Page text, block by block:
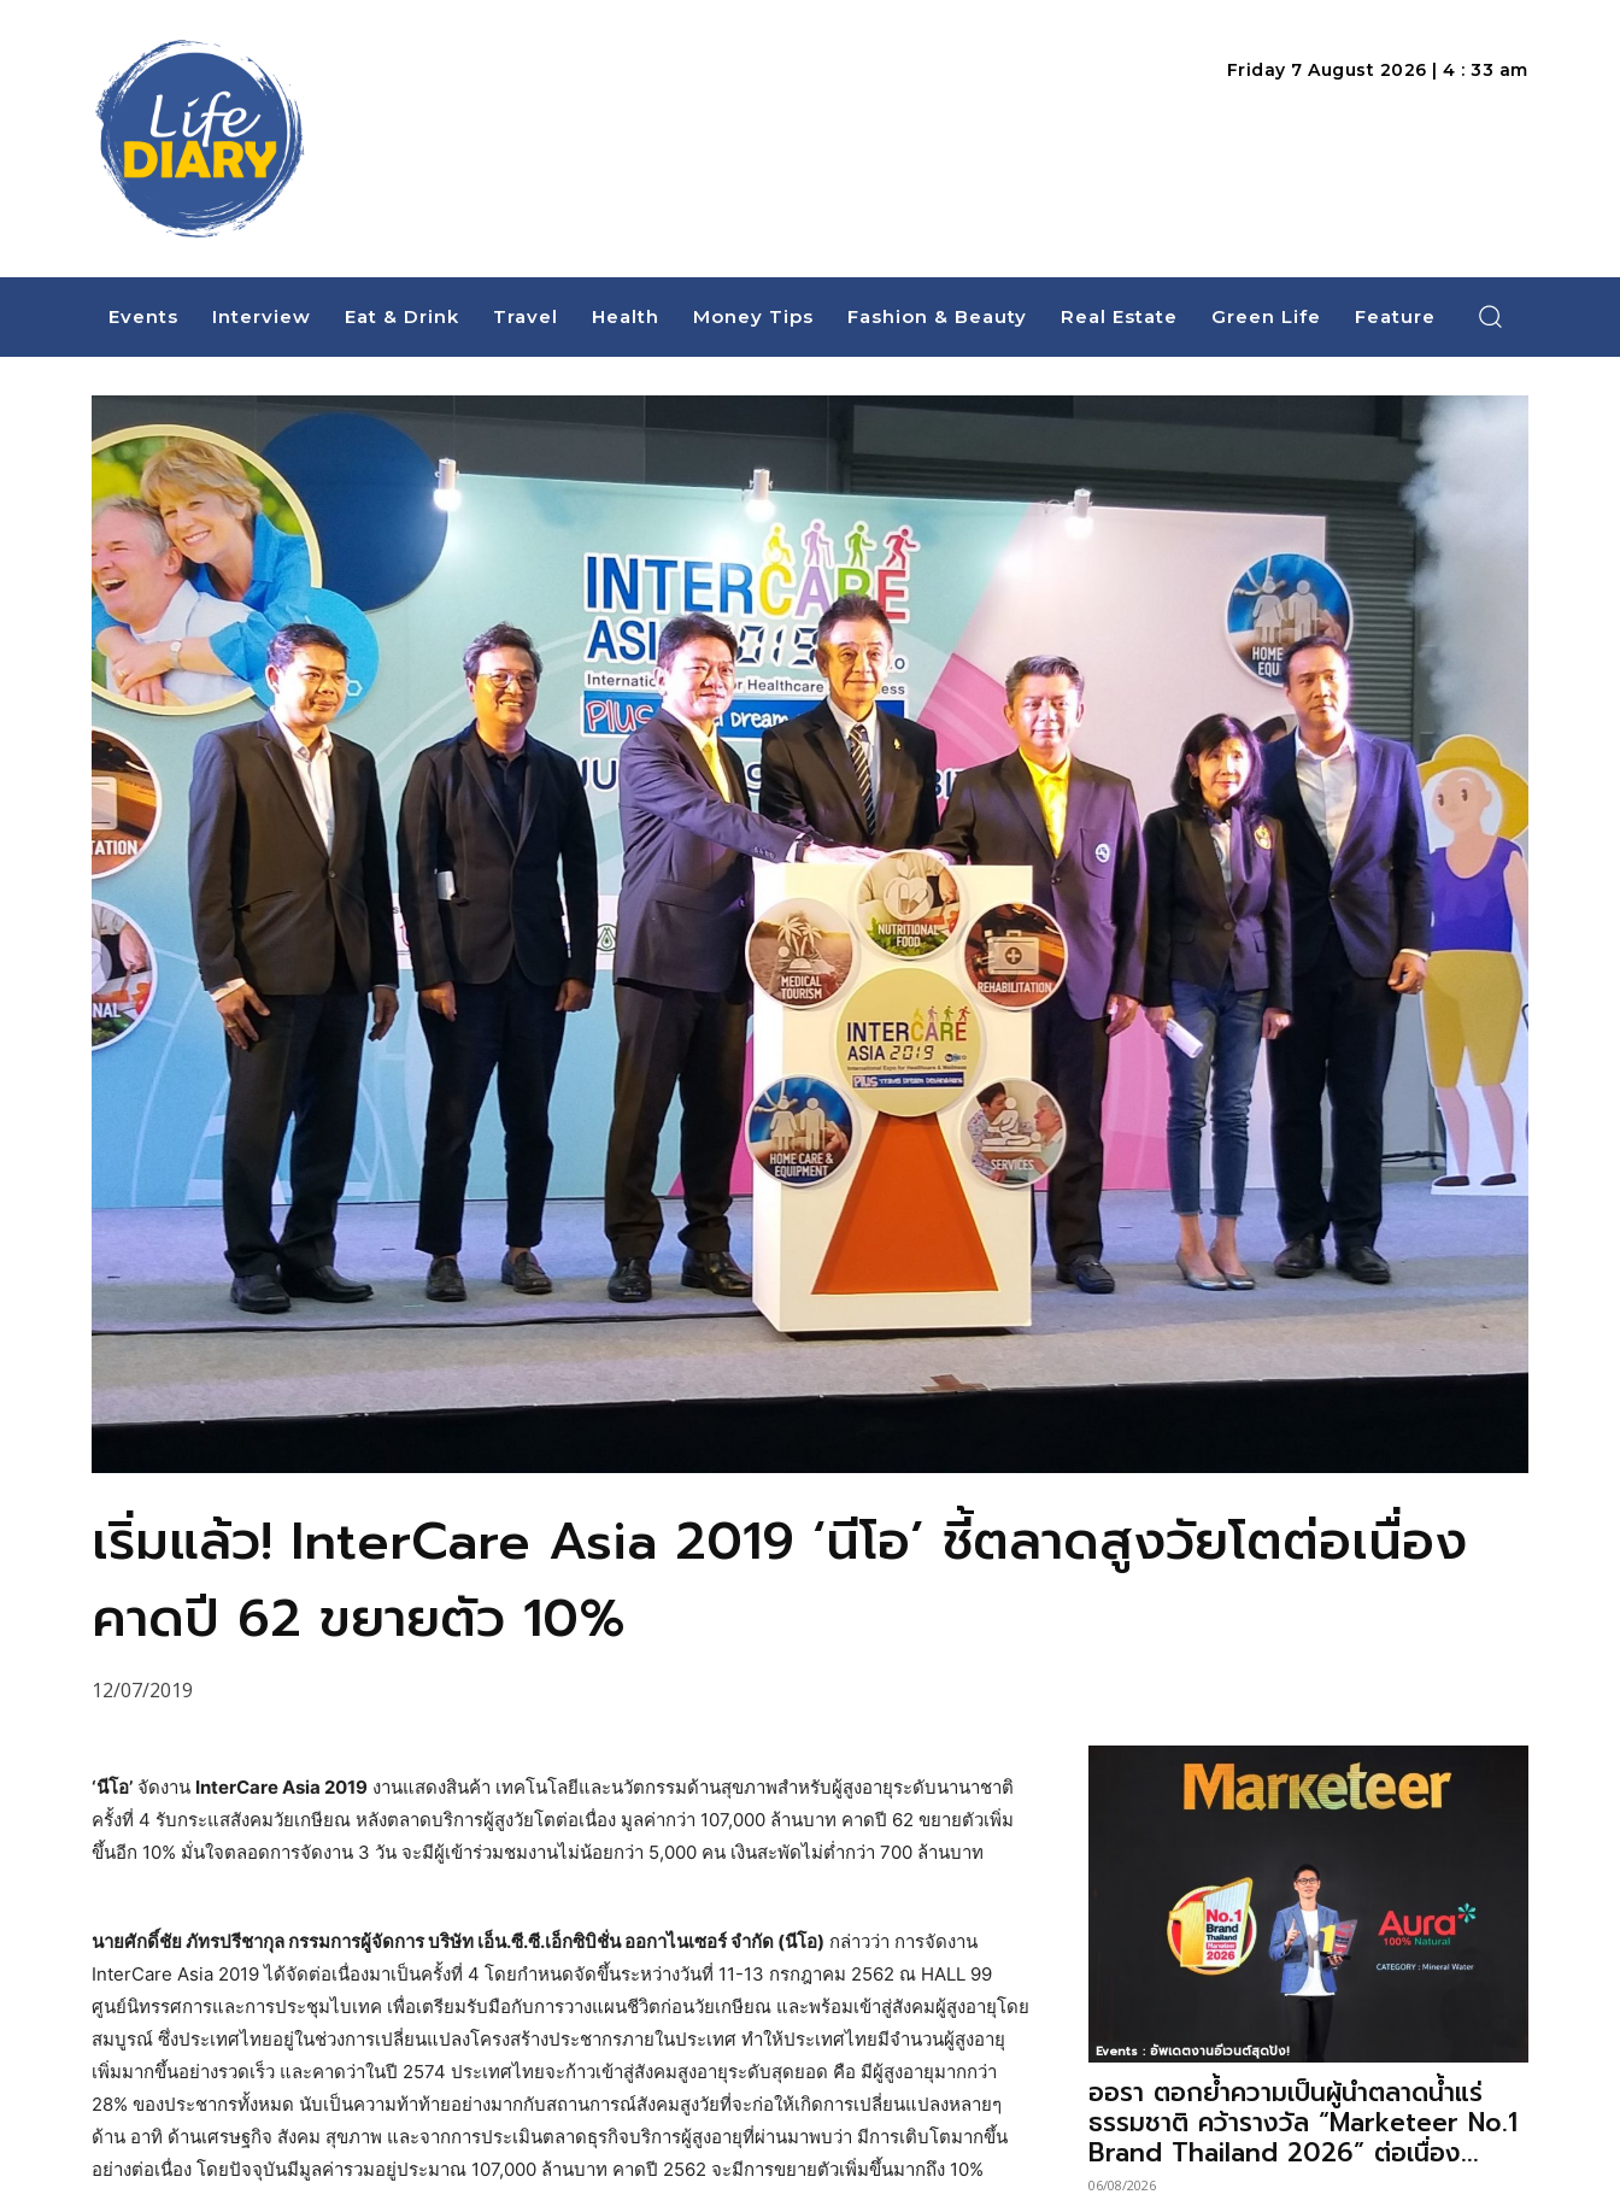
Friday 7 August 2026 | 4 : 33 am
Events Interview Eat & Drink Travel Health Money Tips Fashion & Beauty Real Estate Green Life Feature
เริ่มแล้ว! InterCare Asia 2019 ‘นีโอ’ ชี้ตลาดสูงวัยโตต่อเนื่อง
คาดปี 62 ขยายตัว 10%
12/07/2019
‘นีโอ’ จัดงาน InterCare Asia 2019 งานแสดงสินค้า เทคโนโลยีและนวัตกรรมด้านสุขภาพสำหรับผู้สูงอายุระดับนานาชาติ
ครั้งที่ 4 รับกระแสสังคมวัยเกษียณ หลังตลาดบริการผู้สูงวัยโตต่อเนื่อง มูลค่ากว่า 107,000 ล้านบาท คาดปี 62 ขยายตัวเพิ่ม
ขึ้นอีก 10% มั่นใจตลอดการจัดงาน 3 วัน จะมีผู้เข้าร่วมชมงานไม่น้อยกว่า 5,000 คน เงินสะพัดไม่ต่ำกว่า 700 ล้านบาท
นายศักดิ์ชัย ภัทรปรีชากุล กรรมการผู้จัดการ บริษัท เอ็น.ซี.ซี.เอ็กซิบิชั่น ออกาไนเซอร์ จำกัด (นีโอ) กล่าวว่า การจัดงาน
InterCare Asia 2019 ได้จัดต่อเนื่องมาเป็นครั้งที่ 4 โดยกำหนดจัดขึ้นระหว่างวันที่ 11-13 กรกฎาคม 2562 ณ HALL 99
ศูนย์นิทรรศการและการประชุมไบเทค เพื่อเตรียมรับมือกับการวางแผนชีวิตก่อนวัยเกษียณ และพร้อมเข้าสู่สังคมผู้สูงอายุโดย
สมบูรณ์ ซึ่งประเทศไทยอยู่ในช่วงการเปลี่ยนแปลงโครงสร้างประชากรภายในประเทศ ทำให้ประเทศไทยมีจำนวนผู้สูงอายุ
เพิ่มมากขึ้นอย่างรวดเร็ว และคาดว่าในปี 2574 ประเทศไทยจะก้าวเข้าสู่สังคมสูงอายุระดับสุดยอด คือ มีผู้สูงอายุมากกว่า
28% ของประชากรทั้งหมด นับเป็นความท้าท้ายอย่างมากกับสถานการณ์สังคมสูงวัยที่จะก่อให้เกิดการเปลี่ยนแปลงหลายๆ
ด้าน อาทิ ด้านเศรษฐกิจ สังคม สุขภาพ และจากการประเมินตลาดธุรกิจบริการผู้สูงอายุที่ผ่านมาพบว่า มีการเติบโตมากขึ้น
อย่างต่อเนื่อง โดยปัจจุบันมีมูลค่ารวมอยู่ประมาณ 107,000 ล้านบาท คาดปี 2562 จะมีการขยายตัวเพิ่มขึ้นมากถึง 10%
Events : อัพเดตงานอีเวนต์สุดปัง!
ออรา ตอกย้ำความเป็นผู้นำตลาดน้ำแร่
ธรรมชาติ คว้ารางวัล “Marketeer No.1
Brand Thailand 2026” ต่อเนื่อง...
06/08/2026